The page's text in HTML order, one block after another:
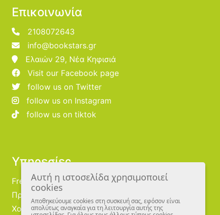
Επικοινωνία
2108072643
info@bookstars.gr
Ελαιών 29, Νέα Κηφισιά
Visit our Facebook page
follow us on Twitter
follow us on Instagram
follow us on tiktok
Υπηρεσίες
Free Publishing
Προμηθευτές
Χονδρική
Αυτή η ιστοσελίδα χρησιμοποιεί
cookies
Αποθηκεύουμε cookies στη συσκευή σας, εφόσον είναι
απολύτως αναγκαία για τη λειτουργία αυτής της